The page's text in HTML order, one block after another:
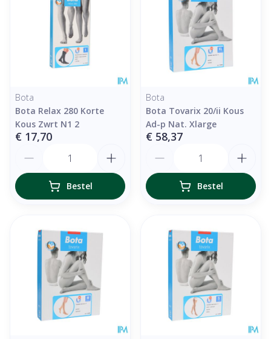
Bota
Bota Relax 280 Korte
Kous Zwrt N1 2
€ 17,70
Bestel
Bota
Bota Tovarix 20/ii Kous
Ad-p Nat. Xlarge
€ 58,37
Bestel